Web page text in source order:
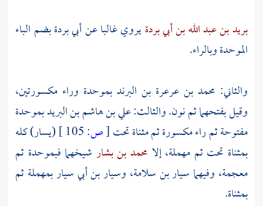
بريد بن عبد الله بن أبي بردةيروي غالبا عنأبي بردةبضم الباء
الموحدة وبالراء.
والثاني: محمد بن عرعرة بن البرند بموحدة وراء مكسورتين،
وقيل بفتحهما ثم نون. والثالث:علي بن هاشم بن البريدبموحدة
مفتوحة ثم راء مكسورة ثم مثناة تحت[ص:
(يسار) كله
بمثناة تحت ثم مهملة، إلا محمد بن بشار شيخهما فبموحدة ثم
معجمة، وفيهما سيار بن سلامة، وسيار بن أبي سياربمهملة ثم
بمثناة.